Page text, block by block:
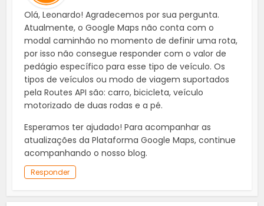
Olá, Leonardo! Agradecemos por sua pergunta.
Atualmente, o Google Maps não conta com o
modal caminhão no momento de definir uma rota,
por isso não consegue responder com o valor de
pedágio específico para esse tipo de veículo. Os
tipos de veículos ou modo de viagem suportados
pela Routes API são: carro, bicicleta, veículo
motorizado de duas rodas e a pé.
Esperamos ter ajudado! Para acompanhar as
atualizações da Plataforma Google Maps, continue
acompanhando o nosso blog.
Responder